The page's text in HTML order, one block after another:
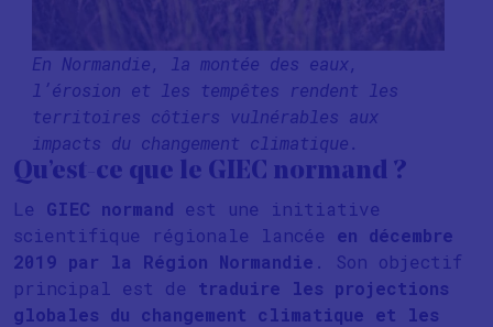
En Normandie, la montée des eaux,
l’érosion et les tempêtes rendent les
territoires côtiers vulnérables aux
impacts du changement climatique.
Qu’est-ce que le GIEC normand ?
Le GIEC normand est une initiative
scientifique régionale lancée en décembre
2019 par la Région Normandie . Son objectif
principal est de traduire les projections
globales du changement climatique et les